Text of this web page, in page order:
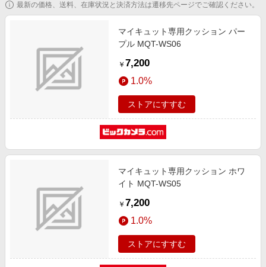
百貨店・総合ECモール
ファッション・インナー・小物
食品・スイーツ・お酒
日用品・キッチン用品
コスメ・健康・医薬品
家電・PC・スマホ・カメラ
ペット・花・DIY・車
旅行・レジャー・ホテル予約
金融・マネー・保険
イベント一覧
初回購入者限定特典
対象ストア新規限定特典
新着ストアのご紹介
楽天サービス特集
お中元特集2026
わくわく夏特集
とことん買い物チャレンジ
Apple公式サイト×楽天カード分割払い
友達紹介
楽天IDでログイン/会員登録
最新の価格、送料、在庫状況と決済方法は遷移先ページでご確認ください。
マイキュット専用クッション パー
プル MQT-WS06
￥ 7,200
1.0%
ストアにすすむ
マイキュット専用クッション ホワ
イト MQT-WS05
￥ 7,200
1.0%
ストアにすすむ